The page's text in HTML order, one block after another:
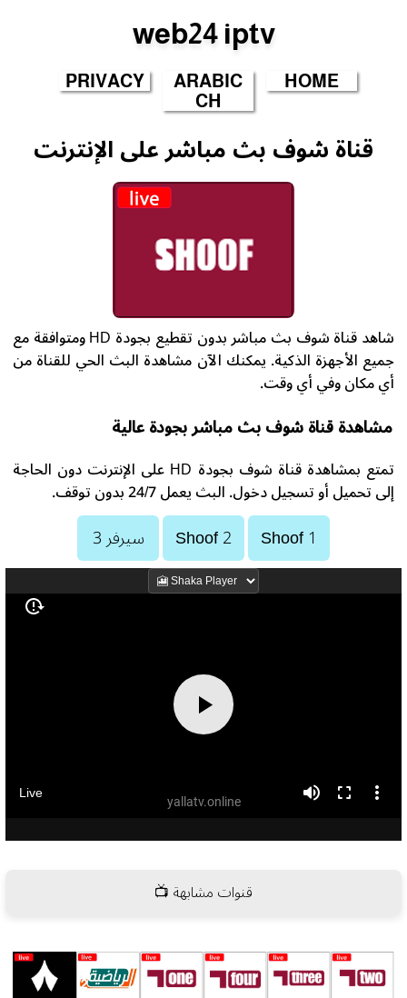
web24 iptv
HOME
ARABIC
CH
PRIVACY
قناة شوف بث مباشر على الإنترنت
شاهد قناة شوف بث مباشر بدون تقطيع بجودة HD ومتوافقة مع
جميع الأجهزة الذكية. يمكنك الآن مشاهدة البث الحي للقناة من
أي مكان وفي أي وقت.
مشاهدة قناة شوف بث مباشر بجودة عالية
تمتع بمشاهدة قناة شوف بجودة HD على الإنترنت دون الحاجة
إلى تحميل أو تسجيل دخول. البث يعمل 24/7 بدون توقف.
قنوات مشابهة 📺